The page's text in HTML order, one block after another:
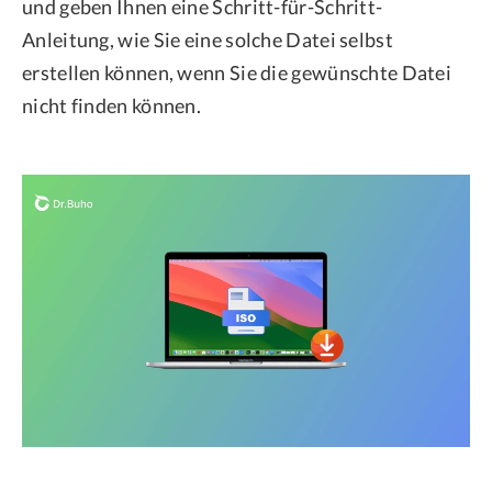
und geben Ihnen eine Schritt-für-Schritt-
Anleitung, wie Sie eine solche Datei selbst
erstellen können, wenn Sie die gewünschte Datei
nicht finden können.